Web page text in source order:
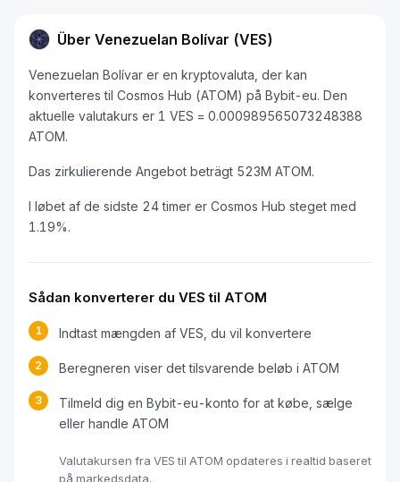
Über Venezuelan Bolívar (VES)
Venezuelan Bolívar er en kryptovaluta, der kan
konverteres til Cosmos Hub (ATOM) på Bybit-eu. Den
aktuelle valutakurs er 1 VES = 0.000989565073248388
ATOM.
Das zirkulierende Angebot beträgt 523M ATOM.
I løbet af de sidste 24 timer er Cosmos Hub steget med
1.19%.
Sådan konverterer du VES til ATOM
1 Indtast mængden af VES, du vil konvertere
2 Beregneren viser det tilsvarende beløb i ATOM
3
Tilmeld dig en Bybit-eu-konto for at købe, sælge
eller handle ATOM
Valutakursen fra VES til ATOM opdateres i realtid baseret
på markedsdata.